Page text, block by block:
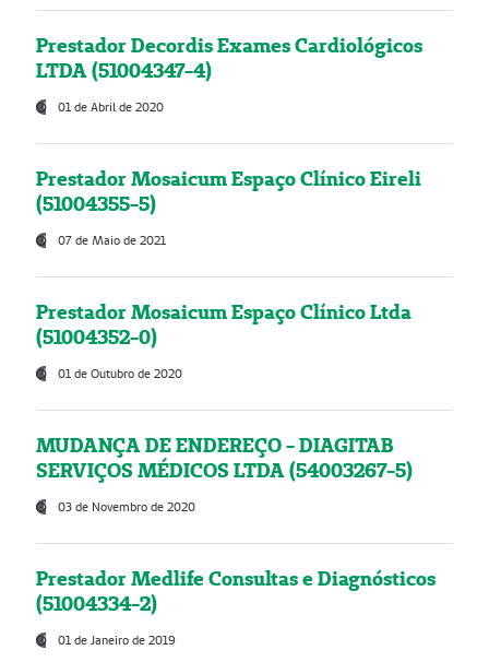
Prestador Decordis Exames Cardiológicos
LTDA (51004347-4)
01 de Abril de 2020
Prestador Mosaicum Espaço Clínico Eireli
(51004355-5)
07 de Maio de 2021
Prestador Mosaicum Espaço Clínico Ltda
(51004352-0)
01 de Outubro de 2020
MUDANÇA DE ENDEREÇO - DIAGITAB
SERVIÇOS MÉDICOS LTDA (54003267-5)
03 de Novembro de 2020
Prestador Medlife Consultas e Diagnósticos
(51004334-2)
01 de Janeiro de 2019